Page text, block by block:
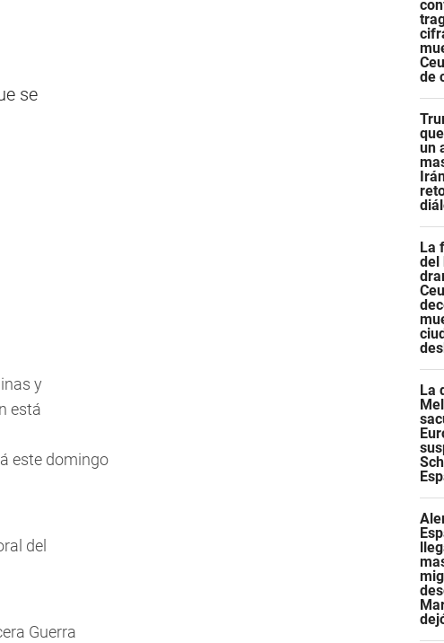
se
y
está
este domingo
del
Guerra
de
un
La
del
La